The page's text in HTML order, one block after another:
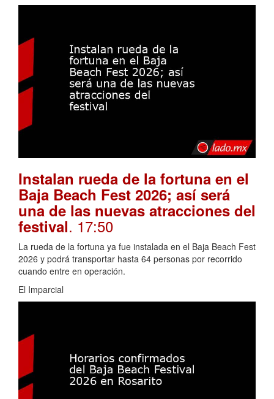
Instalan rueda de la fortuna en el
Baja Beach Fest 2026; así será
una de las nuevas atracciones del
festival. 17:50
La rueda de la fortuna ya fue instalada en el Baja Beach Fest
2026 y podrá transportar hasta 64 personas por recorrido
cuando entre en operación.
El Imparcial